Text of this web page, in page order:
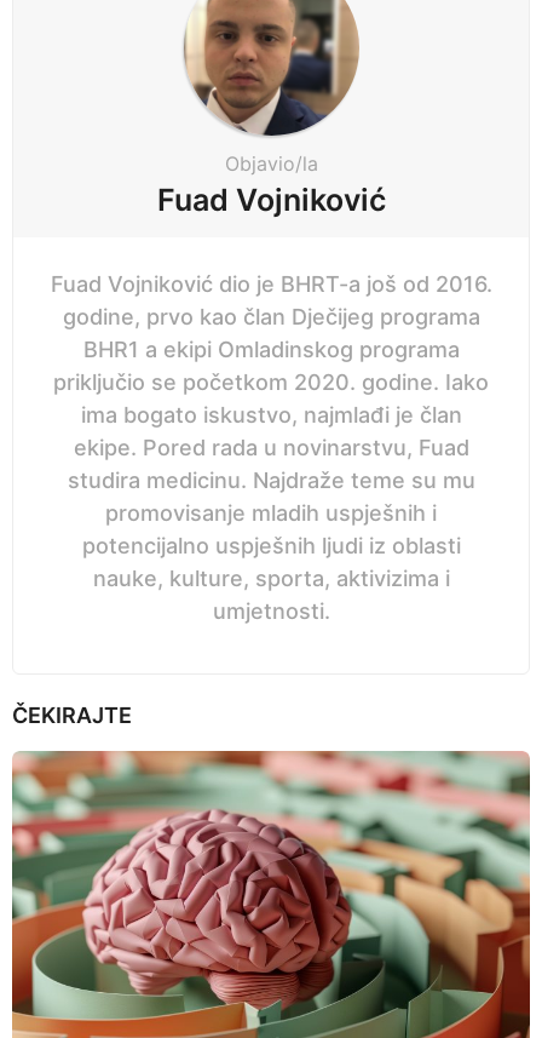
Objavio/la
Fuad Vojniković
Fuad Vojniković dio je BHRT-a još od 2016.
godine, prvo kao član Dječijeg programa
BHR1 a ekipi Omladinskog programa
priključio se početkom 2020. godine. Iako
ima bogato iskustvo, najmlađi je član
ekipe. Pored rada u novinarstvu, Fuad
studira medicinu. Najdraže teme su mu
promovisanje mladih uspješnih i
potencijalno uspješnih ljudi iz oblasti
nauke, kulture, sporta, aktivizima i
umjetnosti.
ČEKIRAJTE